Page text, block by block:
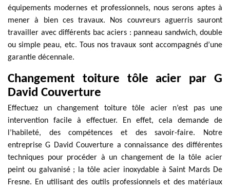
équipements modernes et professionnels, nous serons aptes à
mener à bien ces travaux. Nos couvreurs aguerris sauront
travailler avec différents bac aciers : panneau sandwich, double
ou simple peau, etc. Tous nos travaux sont accompagnés d’une
garantie décennale.
Changement toiture tôle acier par G
David Couverture
Effectuez un changement toiture tôle acier n’est pas une
intervention facile à effectuer. En effet, cela demande de
l’habileté, des compétences et des savoir-faire. Notre
entreprise G David Couverture a connaissance des différentes
techniques pour procéder à un changement de la tôle acier
peint ou galvanisé ; la tôle acier inoxydable à Saint Mards De
Fresne. En utilisant des outils professionnels et des matériaux